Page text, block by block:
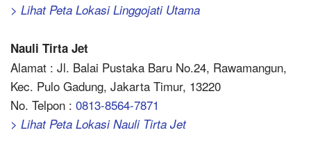
> Lihat Peta Lokasi Linggojati Utama
Nauli Tirta Jet
Alamat : Jl. Balai Pustaka Baru No.24, Rawamangun,
Kec. Pulo Gadung, Jakarta Timur, 13220
No. Telpon : 0813-8564-7871
> Lihat Peta Lokasi Nauli Tirta Jet